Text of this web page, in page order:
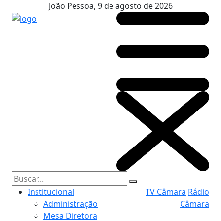
João Pessoa, 9 de agosto de 2026
Institucional
Administração
Mesa Diretora
TV Câmara Rádio
Câmara